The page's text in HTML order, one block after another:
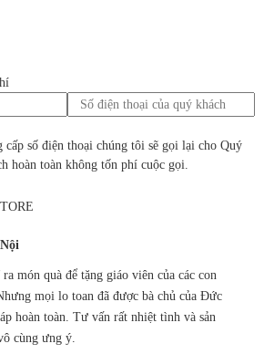
số điện thoại chúng tôi sẽ gọi lại cho Quý
hoàn toàn không tốn phí cuộc gọi.
món quà để tặng giáo viên của các con
mọi lo toan đã được bà chủ của Đức
hoàn toàn. Tư vấn rất nhiệt tình và sản
cùng ưng ý.